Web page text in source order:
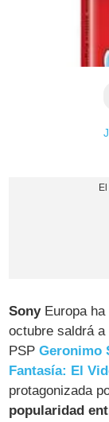
SonyEuropa ha
octubre saldrá
PSPGeronimo
Fantasía: El
protagonizada
popularidad